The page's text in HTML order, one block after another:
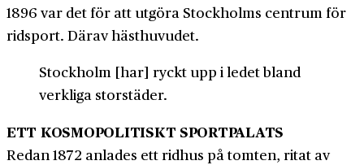
1896 var det för att utgöra Stockholms centrum för
ridsport. Därav hästhuvudet.
Stockholm [har] ryckt upp i ledet bland
verkliga storstäder.
ETT KOSMOPOLITISKT SPORTPALATS
Redan 1872 anlades ett ridhus på tomten, ritat av